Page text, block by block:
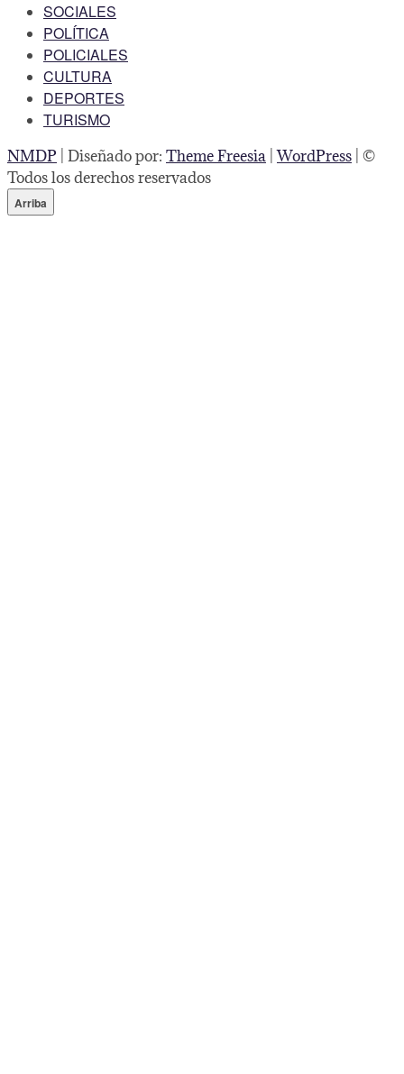
SOCIALES
POLÍTICA
POLICIALES
CULTURA
DEPORTES
TURISMO
NMDP | Diseñado por: Theme Freesia |WordPress | ©
Todos los derechos reservados
Arriba